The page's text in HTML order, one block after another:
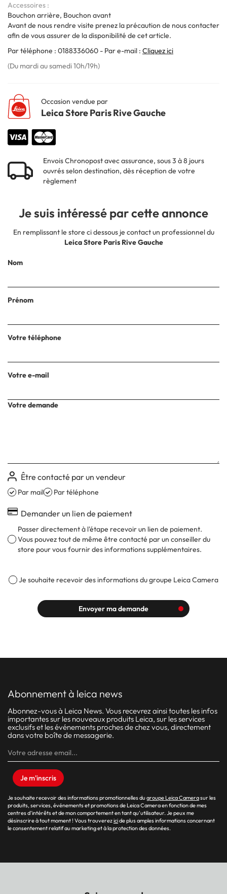
Accessoires
Bouchon arrière, Bouchon avant
Avant de nous rendre visite prenez la précaution de nous contacter
afin de vous assurer de la disponibilité de cet article.
Par téléphone : 0188336060 - Par e-mail : Cliquez ici
(Du mardi au samedi 10h/19h)
Occasion vendue par
Leica Store Paris Rive Gauche
Envois Chronopost avec assurance, sous 3 à 8 jours
ouvrés selon destination, dès réception de votre
règlement
Je suis intéressé par cette annonce
En remplissant le store ci dessous je contact un professionnel du
Leica Store Paris Rive Gauche
Nom
Prénom
Votre téléphone
Votre e-mail
Votre demande
Être contacté par un vendeur
Par mail Par téléphone
Demander un lien de paiement
Passer directement à l'étape recevoir un lien de paiement.
Vous pouvez tout de même être contacté par un conseiller du
store pour vous fournir des informations supplémentaires.
Je souhaite recevoir des informations du groupe Leica Camera
Envoyer ma demande
abonnement à leica news
Abonnez-vous à Leica News. Vous recevrez ainsi toutes les infos
importantes sur les nouveaux produits Leica, sur les services
exclusifs et les événements proches de chez vous, directement
dans votre boîte de messagerie.
Je m'inscris
Je souhaite recevoir des informations promotionnelles du groupe Leica Camerasur les
produits, services, événements et promotions de Leica Camera en fonction de mes
centres d’intérêts et de mon comportement en tant qu’utilisateur. Je peux me
désinscrire à tout moment ! Vous trouverezicide plus amples informations concernant
le consentement relatif au marketing et à la protection des données.